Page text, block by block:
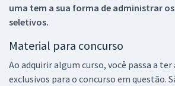
uma tem a sua forma de administrar
seletivos.
Material para concurso
Ao adquirir algum curso, você passa a
exclusivos para o concurso em questão.